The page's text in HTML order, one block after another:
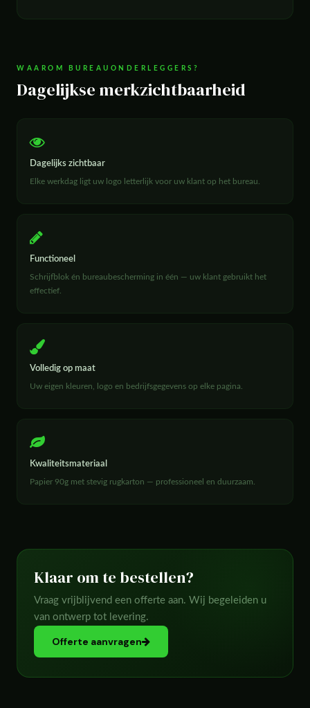
WAAROM BUREAUONDERLEGGERS?
Dagelijkse merkzichtbaarheid
Dagelijks zichtbaar
Elke werkdag ligt uw logo letterlijk voor uw klant op het bureau.
Functioneel
Schrijfblok én bureaubescherming in één — uw klant gebruikt het
effectief.
Volledig op maat
Uw eigen kleuren, logo en bedrijfsgegevens op elke pagina.
Kwaliteitsmateriaal
Papier 90g met stevig rugkarton — professioneel en duurzaam.
Klaar om te bestellen?
Vraag vrijblijvend een offerte aan. Wij begeleiden u
van ontwerp tot levering.
Offerte aanvragen